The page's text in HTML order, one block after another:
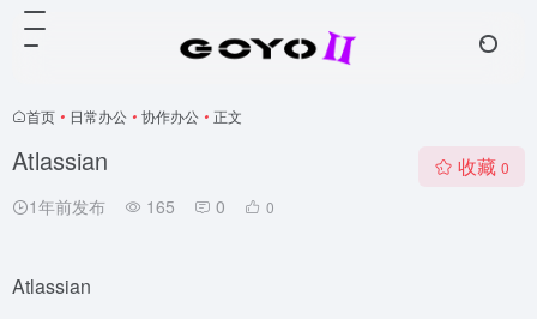
首页 • 日常办公 • 协作办公 • 正文
Atlassian
1年前发布 165 0 0
收藏 0
Atlassian